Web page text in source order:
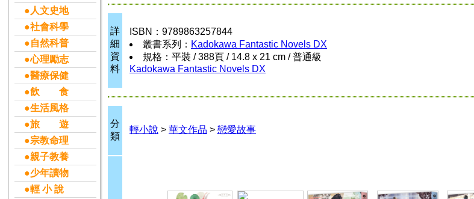
●人文史地
●社會科學
●自然科普
●心理勵志
●醫療保健
●飲 食
●生活風格
●旅 遊
●宗教命理
●親子教養
●少年讀物
●輕 小 說
詳
細
資
料
ISBN：9789863257844
叢書系列： Kadokawa Fantastic Novels DX
規格：平裝 / 388頁 / 14.8 x 21 cm / 普通級
Kadokawa Fantastic Novels DX
分
類
輕小說 > 華文作品 > 戀愛故事